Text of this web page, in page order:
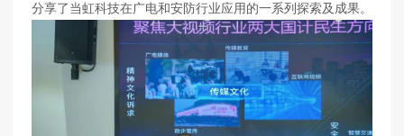
分享了当虹科技在广电和安防行业应用的一系列探索及成果。